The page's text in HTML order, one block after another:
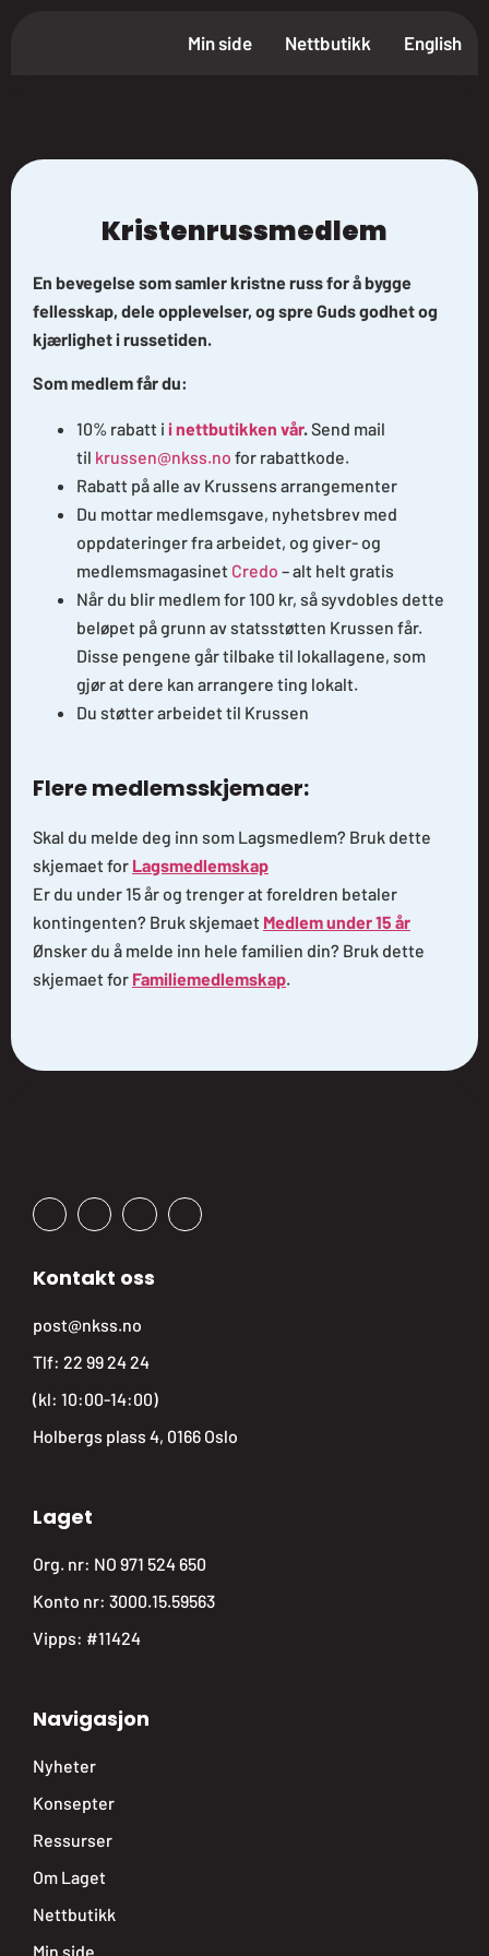
Min side Nettbutikk English
Kristenrussmedlem
En bevegelse som samler kristne russ for å bygge
fellesskap, dele opplevelser, og spre Guds godhet og
kjærlighet i russetiden.
Som medlem får du:
10% rabatt i i nettbutikken vår.Send mail
til krussen@nkss.no for rabattkode.
Rabatt på alle av Krussens arrangementer
Du mottar medlemsgave, nyhetsbrev med
oppdateringer fra arbeidet, og giver- og
medlemsmagasinet Credo – alt helt gratis
Når du blir medlem for 100 kr, så syvdobles dette
beløpet på grunn av statsstøtten Krussen får.
Disse pengene går tilbake til lokallagene, som
gjør at dere kan arrangere ting lokalt.
Du støtter arbeidet til Krussen
Flere medlemsskjemaer:
Skal du melde deg inn som Lagsmedlem? Bruk dette
skjemaet for Lagsmedlemskap
Er du under 15 år og trenger at foreldren betaler
kontingenten? Bruk skjemaet Medlem under 15 år
Ønsker du å melde inn hele familien din? Bruk dette
skjemaet for Familiemedlemskap.
Kontakt oss
post@nkss.no
Tlf: 22 99 24 24
(kl: 10:00-14:00)
Holbergs plass 4, 0166 Oslo
Laget
Org. nr: NO 971 524 650
Konto nr: 3000.15.59563
Vipps: #11424
Navigasjon
Nyheter
Konsepter
Ressurser
Om Laget
Nettbutikk
Min side